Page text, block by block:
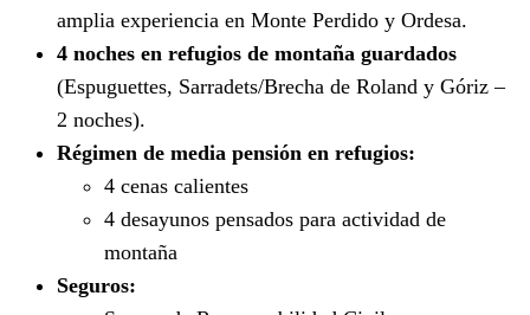
amplia experiencia en Monte Perdido y Ordesa.
4 noches en refugios de montaña guardados
(Espuguettes, Sarradets/Brecha de Roland y Góriz –
2 noches).
Régimen de media pensión en refugios:
4 cenas calientes
4 desayunos pensados para actividad de
montaña
Seguros: